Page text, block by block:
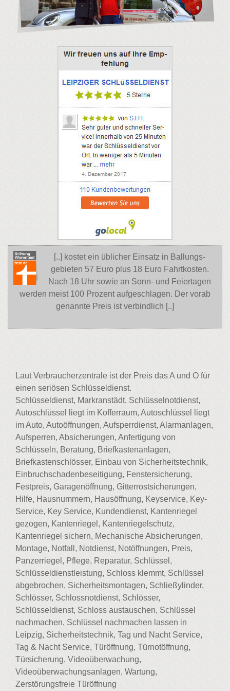
[..] kostet ein üblicher Einsatz in Ballungs-
gebieten 57 Euro plus 18 Euro Fahrtkosten.
Nach 18 Uhr sowie an Sonn- und Feiertagen
werden meist 100 Prozent aufgeschlagen. Der vorab
genannte Preis ist verbindlich [..]
Laut Verbraucherzentrale ist der Preis das A und O für
einen seriösen Schlüsseldienst.
Schlüsseldienst, Markranstädt, Schlüsselnotdienst,
Autoschlüssel liegt im Kofferraum, Autoschlüssel liegt
im Auto, Autoöffnungen, Aufsperrdienst, Alarmanlagen,
Aufsperren, Absicherungen, Anfertigung von
Schlüsseln, Beratung, Briefkastenanlagen,
Briefkastenschlösser, Einbau von Sicherheitstechnik,
Einbruchschadenbeseitigung, Fenstersicherung,
Festpreis, Garagenöffnung, Gitterrostsicherungen,
Hilfe, Hausnummern, Hausöffnung, Keyservice, Key-
Service, Key Service, Kundendienst, Kantenriegel
gezogen, Kantenriegel, Kantenriegelschutz,
Kantenriegel sichern, Mechanische Absicherungen,
Montage, Notfall, Notdienst, Notöffnungen, Preis,
Panzerriegel, Pflege, Reparatur, Schlüssel,
Schlüsseldienstleistung, Schloss klemmt, Schlüssel
abgebrochen, Sicherheitsmontagen, Schließylinder,
Schlösser, Schlossnotdienst, Schlösser,
Schlüsseldienst, Schloss austauschen, Schlüssel
nachmachen, Schlüssel nachmachen lassen in
Leipzig, Sicherheitstechnik, Tag und Nacht Service,
Tag & Nacht Service, Türöffnung, Türnotöffnung,
Türsicherung, Videoüberwachung,
Videoüberwachungsanlagen, Wartung,
Zerstörungsfreie Türöffnung